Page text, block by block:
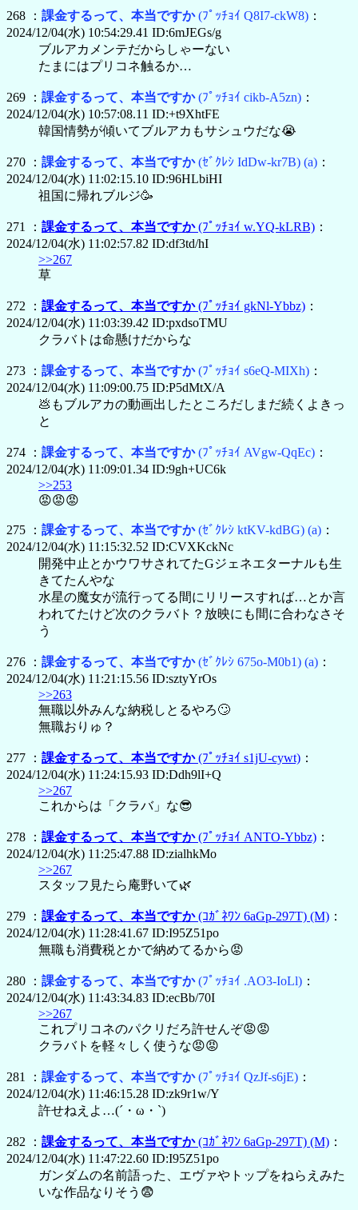
268 ： 課金するって、本当ですか(ﾌﾟｯﾁｮｲ Q8I7-ckW8) ：
2024/12/04(水) 10:54:29.41 ID:6mJEGs/g
ブルアカメンテだからしゃーない
たまにはプリコネ触るか…
269 ： 課金するって、本当ですか(ﾌﾟｯﾁｮｲ cikb-A5zn) ：
2024/12/04(水) 10:57:08.11 ID:+t9XhtFE
韓国情勢が傾いてブルアカもサシュウだな😭
270 ： 課金するって、本当ですか(ｾﾞｸﾚｼ IdDw-kr7B) (a) ：
2024/12/04(水) 11:02:15.10 ID:96HLbiHI
祖国に帰れブルジ🥳
271 ： 課金するって、本当ですか(ﾌﾟｯﾁｮｲ w.YQ-kLRB) ：
2024/12/04(水) 11:02:57.82 ID:df3td/hI
>>267
草
272 ： 課金するって、本当ですか(ﾌﾟｯﾁｮｲ gkNl-Ybbz) ：
2024/12/04(水) 11:03:39.42 ID:pxdsoTMU
クラバトは命懸けだからな
273 ： 課金するって、本当ですか(ﾌﾟｯﾁｮｲ s6eQ-MIXh) ：
2024/12/04(水) 11:09:00.75 ID:P5dMtX/A
💩もブルアカの動画出したところだしまだ続くよきっ
と
274 ： 課金するって、本当ですか(ﾌﾟｯﾁｮｲ AVgw-QqEc) ：
2024/12/04(水) 11:09:01.34 ID:9gh+UC6k
>>253
😡😡😡
275 ： 課金するって、本当ですか(ｾﾞｸﾚｼ ktKV-kdBG) (a) ：
2024/12/04(水) 11:15:32.52 ID:CVXKckNc
開発中止とかウワサされてたGジェネエターナルも生
きてたんやな
水星の魔女が流行ってる間にリリースすれば…とか言
われてたけど次のクラバト？放映にも間に合わなさそ
う
276 ： 課金するって、本当ですか(ｾﾞｸﾚｼ 675o-M0b1) (a) ：
2024/12/04(水) 11:21:15.56 ID:sztyYrOs
>>263
無職以外みんな納税しとるやろ🙄
無職おりゅ？
277 ： 課金するって、本当ですか(ﾌﾟｯﾁｮｲ s1jU-cywt) ：
2024/12/04(水) 11:24:15.93 ID:Ddh9lI+Q
>>267
これからは「クラバ」な😎
278 ： 課金するって、本当ですか(ﾌﾟｯﾁｮｲ ANTO-Ybbz) ：
2024/12/04(水) 11:25:47.88 ID:zialhkMo
>>267
スタッフ見たら庵野いて🌿
279 ： 課金するって、本当ですか(ｺｶﾞﾈﾜﾝ 6aGp-297T) (M) ：
2024/12/04(水) 11:28:41.67 ID:I95Z51po
無職も消費税とかで納めてるから😡
280 ： 課金するって、本当ですか(ﾌﾟｯﾁｮｲ .AO3-IoLl) ：
2024/12/04(水) 11:43:34.83 ID:ecBb/70I
>>267
これプリコネのパクリだろ許せんぞ😡😡
クラバトを軽々しく使うな😡😡
281 ： 課金するって、本当ですか(ﾌﾟｯﾁｮｲ QzJf-s6jE) ：
2024/12/04(水) 11:46:15.28 ID:zk9r1w/Y
許せねえよ…(´・ω・`)
282 ： 課金するって、本当ですか(ｺｶﾞﾈﾜﾝ 6aGp-297T) (M) ：
2024/12/04(水) 11:47:22.60 ID:I95Z51po
ガンダムの名前語った、エヴァやトップをねらえみた
いな作品なりそう😨